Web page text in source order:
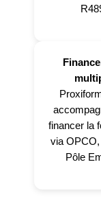
financer la
via
Pôle